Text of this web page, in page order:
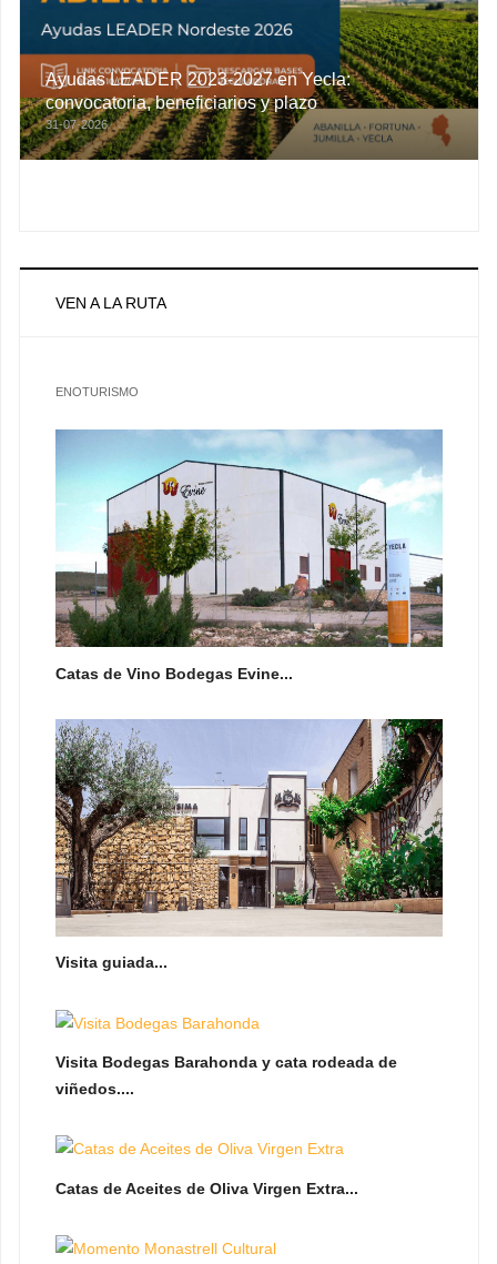
Ayudas LEADER 2023-2027 en Yecla:
convocatoria, beneficiarios y plazo
31-07-2026
VEN A LA RUTA
ENOTURISMO
Catas de Vino Bodegas Evine...
Visita guiada...
Visita Bodegas Barahonda y cata rodeada de
viñedos....
Catas de Aceites de Oliva Virgen Extra...